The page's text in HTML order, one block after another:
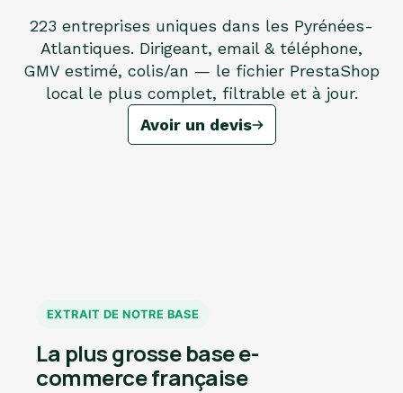
223 entreprises uniques dans les Pyrénées-
Atlantiques. Dirigeant, email & téléphone,
GMV estimé, colis/an — le fichier PrestaShop
local le plus complet, filtrable et à jour.
Avoir un devis
EXTRAIT DE NOTRE BASE
La plus grosse base e-
commerce française